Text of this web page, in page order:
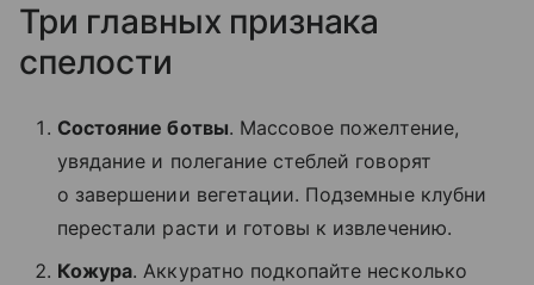
Три главных признака
спелости
Состояние ботвы. Массовое пожелтение,
увядание и полегание стеблей говорят
о завершении вегетации. Подземные клубни
перестали расти и готовы к извлечению.
Кожура. Аккуратно подкопайте несколько